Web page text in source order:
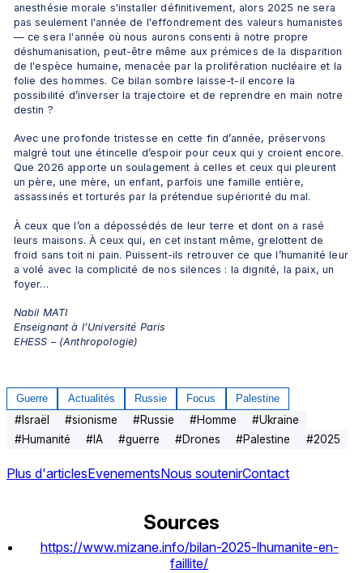
anesthésie morale s'installer définitivement, alors 2025 ne sera
pas seulement l'année de l'effondrement des valeurs humanistes
— ce sera l'année où nous aurons consenti à notre propre
déshumanisation, peut-être même aux prémices de la disparition
de l'espèce humaine, menacée par la prolifération nucléaire et la
folie des hommes. Ce bilan sombre laisse-t-il encore la
possibilité d’inverser la trajectoire et de reprendre en main notre
destin ?
Avec une profonde tristesse en cette fin d’année, préservons
malgré tout une étincelle d’espoir pour ceux qui y croient encore.
Que 2026 apporte un soulagement à celles et ceux qui pleurent
un père, une mère, un enfant, parfois une famille entière,
assassinés et torturés par la prétendue supériorité du mal.
À ceux que l’on a dépossédés de leur terre et dont on a rasé
leurs maisons. À ceux qui, en cet instant même, grelottent de
froid sans toit ni pain. Puissent-ils retrouver ce que l’humanité leur
a volé avec la complicité de nos silences : la dignité, la paix, un
foyer…
Nabil MATI
Enseignant à l’Université Paris
EHESS – (Anthropologie)
Guerre Actualités Russie Focus Palestine
#Israël #sionisme #Russie #Homme #Ukraine
#Humanité #IA #guerre #Drones #Palestine #2025
Plus d'articlesEvenementsNous soutenirContact
Sources
https://www.mizane.info/bilan-2025-lhumanite-en-
faillite/